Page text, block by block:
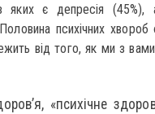
яких є депресія (45%),
психічних
від того, як ми з
«психічне